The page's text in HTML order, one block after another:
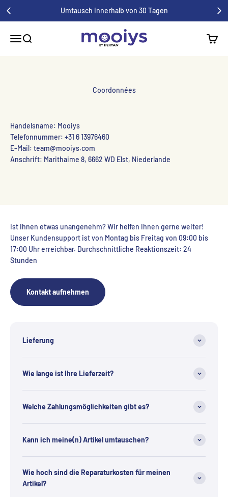
Umtausch innerhalb von 30 Tagen
MenüDetektiv
Mooiys
Panier
Coordonnées
Handelsname: Mooiys
Telefonnummer: +31 6 13976460
E-Mail: team@mooiys.com
Anschrift: Marithaime 8, 6662 WD Elst, Niederlande
Ist Ihnen etwas unangenehm? Wir helfen Ihnen gerne weiter!
Unser Kundensupport ist von Montag bis Freitag von 09:00 bis
17:00 Uhr erreichbar. Durchschnittliche Reaktionszeit: 24
Stunden
Kontakt aufnehmen
Lieferung
Wie lange ist Ihre Lieferzeit?
Welche Zahlungsmöglichkeiten gibt es?
Kann ich meine(n) Artikel umtauschen?
Wie hoch sind die Reparaturkosten für meinen
Artikel?